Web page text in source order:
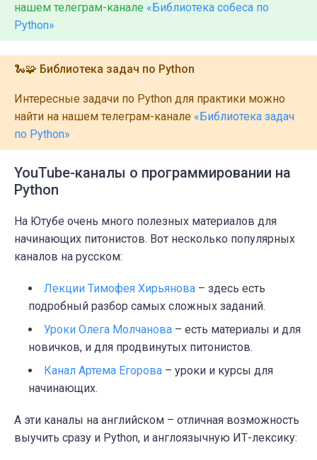
нашем телеграм-канале «Библиотека собеса по
Python»
🐍🧩 Библиотека задач по Python
Интересные задачи по Python для практики можно
найти на нашем телеграм-канале «Библиотека задач
по Python»
YouTube-каналы о программировании на
Python
На Ютубе очень много полезных материалов для
начинающих питонистов. Вот несколько популярных
каналов на русском:
Лекции Тимофея Хирьянова – здесь есть
подробный разбор самых сложных заданий.
Уроки Олега Молчанова – есть материалы и для
новичков, и для продвинутых питонистов.
Канал Артема Егорова – уроки и курсы для
начинающих.
А эти каналы на английском – отличная возможность
выучить сразу и Python, и англоязычную ИТ-лексику: